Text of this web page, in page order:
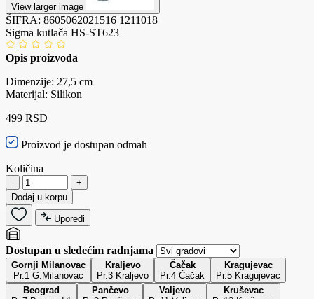
View larger image
ŠIFRA: 8605062021516 1211018
Sigma kutlača HS-ST623
Opis proizvoda
Dimenzije: 27,5 cm
Materijal: Silikon
499 RSD
Proizvod je dostupan odmah
Količina
-
+
Dodaj u korpu
Uporedi
Dostupan u sledećim radnjama
Gornji Milanovac
Pr.1 G.Milanovac
Kraljevo
Pr.3 Kraljevo
Čačak
Pr.4 Čačak
Kragujevac
Pr.5 Kragujevac
Beograd
Pančevo
Valjevo
Kruševac